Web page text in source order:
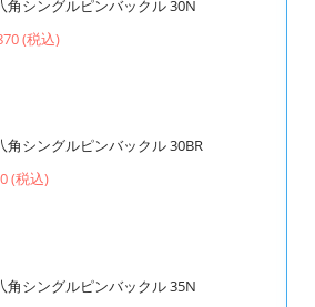
角シングルピンバックル 30N
(税込)
角シングルピンバックル 30BR
(税込)
角シングルピンバックル 35N